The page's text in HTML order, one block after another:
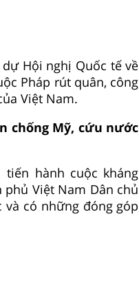
Hội nghị Quốc tế về
Pháp rút quân, công
Việt Nam.
chống Mỹ, cứu nước
hành cuộc kháng
Việt Nam Dân chủ
có những đóng góp